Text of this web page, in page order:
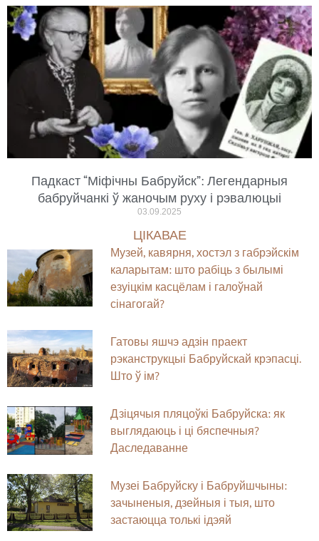
Падкаст “Міфічны Бабруйск”: Легендарныя
бабруйчанкі ў жаночым руху і рэвалюцыі
03.09.2025
ЦІКАВАЕ
Музей, кавярня, хостэл з габрэйскім
каларытам: што рабіць з былымі
езуіцкім касцёлам і галоўнай
сінагогай?
Гатовы яшчэ адзін праект
рэканструкцыі Бабруйскай крэпасці.
Што ў ім?
Дзіцячыя пляцоўкі Бабруйска: як
выглядаюць і ці бяспечныя?
Даследаванне
Музеі Бабруйску і Бабруйшчыны:
зачыненыя, дзейныя і тыя, што
застаюцца толькі ідэяй